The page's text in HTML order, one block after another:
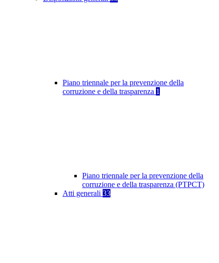
Piano triennale per la prevenzione della
corruzione e della trasparenza 1
Piano triennale per la prevenzione della
corruzione e della trasparenza (PTPCT)
Atti generali 33